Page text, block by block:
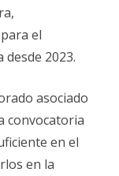
el
2023.
asociado
convocatoria
en el
en la